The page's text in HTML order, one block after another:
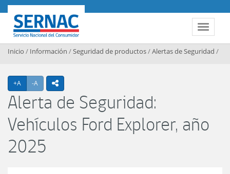
Contenido principal
Toggle
SERNAC
Inicio / Información /Seguridad de productos/Alertas de Seguridad /
+A Agrandar texto
-A Achicar textoicono compartir
Alerta de Seguridad:
Vehículos Ford Explorer, año
2025